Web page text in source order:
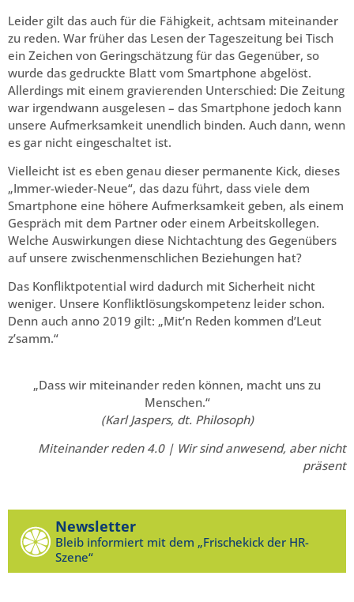
Leider gilt das auch für die Fähigkeit, achtsam miteinander
zu reden. War früher das Lesen der Tageszeitung bei Tisch
ein Zeichen von Geringschätzung für das Gegenüber, so
wurde das gedruckte Blatt vom Smartphone abgelöst.
Allerdings mit einem gravierenden Unterschied: Die Zeitung
war irgendwann ausgelesen – das Smartphone jedoch kann
unsere Aufmerksamkeit unendlich binden. Auch dann, wenn
es gar nicht eingeschaltet ist.
Vielleicht ist es eben genau dieser permanente Kick, dieses
„Immer-wieder-Neue“, das dazu führt, dass viele dem
Smartphone eine höhere Aufmerksamkeit geben, als einem
Gespräch mit dem Partner oder einem Arbeitskollegen.
Welche Auswirkungen diese Nichtachtung des Gegenübers
auf unsere zwischenmenschlichen Beziehungen hat?
Das Konfliktpotential wird dadurch mit Sicherheit nicht
weniger. Unsere Konfliktlösungskompetenz leider schon.
Denn auch anno 2019 gilt: „Mit’n Reden kommen d’Leut
z’samm.“
„Dass wir miteinander reden können, macht uns zu
Menschen.“
(Karl Jaspers, dt. Philosoph)
Miteinander reden 4.0 | Wir sind anwesend, aber nicht
präsent
Newsletter
Bleib informiert mit dem „Frischekick der HR-
Szene“